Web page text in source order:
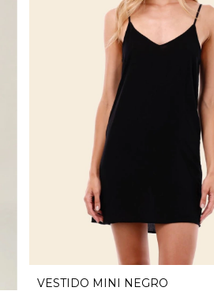
VESTIDO MINI NEGRO